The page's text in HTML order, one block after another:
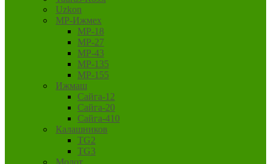
Uzkon
MP-Ижмех
MP-18
MP-27
MP-43
MP-135
MP-155
Ижмаш
Сайга-12
Сайга-20
Сайга-410
Калашников
TG2
TG3
Молот